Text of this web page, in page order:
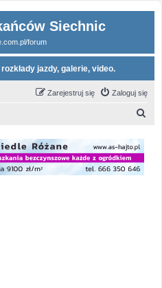
Siechnic
forum
jazdy, galerie, video.
Zaloguj się
Zarejestruj się